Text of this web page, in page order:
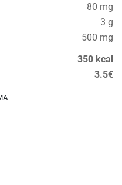
80 mg
3 g
500 mg
350 kcal
3.5€